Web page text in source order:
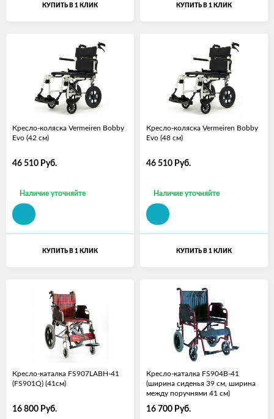
КУПИТЬ В 1 КЛИК КУПИТЬ В 1 КЛИК
Кресло-коляска Vermeiren Bobby
Evo (42 см)
46 510 Руб.
Наличие уточняйте
КУПИТЬ В 1 КЛИК
Кресло-коляска Vermeiren Bobby
Evo (48 см)
46 510 Руб.
Наличие уточняйте
КУПИТЬ В 1 КЛИК
Кресло-каталка FS907LABH-41
(FS901Q) (41см)
16 800 Руб.
Кресло-каталка FS904B-41
(ширина сиденья 39 см, ширина
между поручнями 41 см)
16 700 Руб.